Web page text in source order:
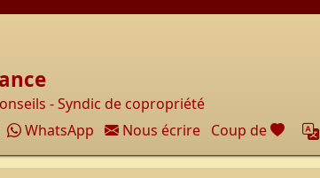
- Syndic de copropriété
WhatsApp Nous écrire Coup de cœur